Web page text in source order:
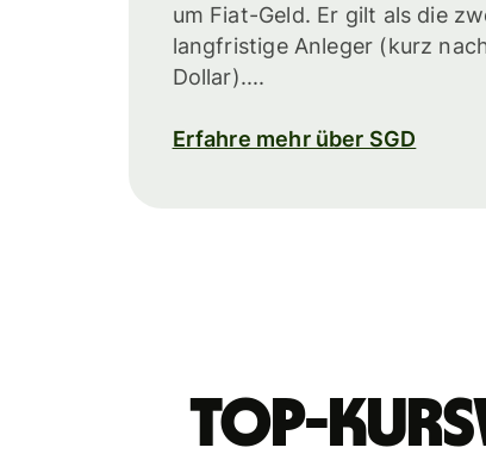
um Fiat-Geld. Er gilt als die
langfristige Anleger (kurz
Dollar)....
Erfahre mehr über SGD
Top-